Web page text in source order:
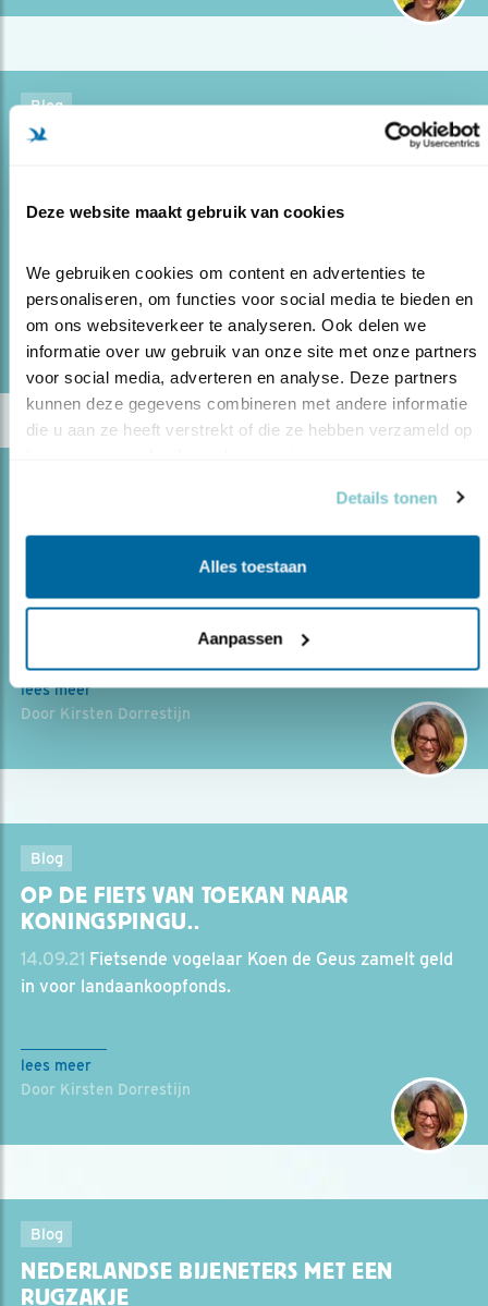
Deze website maakt gebruik van cookies
We gebruiken cookies om content en advertenties te
personaliseren, om functies voor social media te bieden en
om ons websiteverkeer te analyseren. Ook delen we
informatie over uw gebruik van onze site met onze partners
voor social media, adverteren en analyse. Deze partners
kunnen deze gegevens combineren met andere informatie
die u aan ze heeft verstrekt of die ze hebben verzameld op
Details tonen
Alles toestaan
Aanpassen
Blog
“KRAAIEN ZIJN VOOR MIJ AAIBAAR”
kraaienfamilie in de gaten: hij ontdekte bijzonder
lees meer
NIET!..
moet nog beter landen bij gemeenten en bedrijven.
lees meer
Door Kirsten Dorrestijn
Blog
OP DE FIETS VAN TOEKAN NAAR
KONINGSPINGU..
14.09.21 Fietsende vogelaar Koen de Geus zamelt geld
in voor landaankoopfonds.
lees meer
Door Kirsten Dorrestijn
Blog
NEDERLANDSE BIJENETERS MET EEN
RUGZAKJE